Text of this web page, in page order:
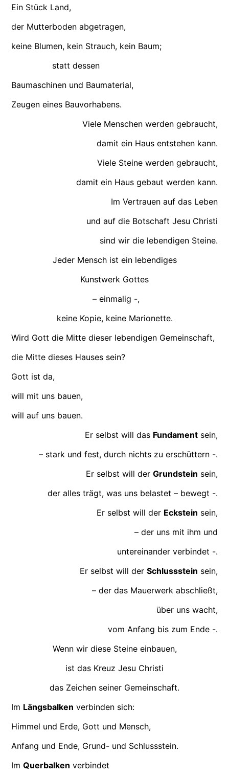
Ein Stück Land,
der Mutterboden abgetragen,
keine Blumen, kein Strauch, kein Baum;
statt dessen
Baumaschinen und Baumaterial,
Zeugen eines Bauvorhabens.
Viele Menschen werden gebraucht,
damit ein Haus entstehen kann.
Viele Steine werden gebraucht,
damit ein Haus gebaut werden kann.
Im Vertrauen auf das Leben
und auf die Botschaft Jesu Christi
sind wir die lebendigen Steine.
Jeder Mensch ist ein lebendiges
Kunstwerk Gottes
– einmalig -,
keine Kopie, keine Marionette.
Wird Gott die Mitte dieser lebendigen Gemeinschaft,
die Mitte dieses Hauses sein?
Gott ist da,
will mit uns bauen,
will auf uns bauen.
Er selbst will das Fundamentsein,
– stark und fest, durch nichts zu erschüttern -.
Er selbst will der Grundstein sein,
der alles trägt, was uns belastet – bewegt -.
Er selbst will der Eckstein sein,
– der uns mit ihm und
untereinander verbindet -.
Er selbst will der Schlussstein sein,
– der das Mauerwerk abschließt,
über uns wacht,
vom Anfang bis zum Ende -.
Wenn wir diese Steine einbauen,
ist das Kreuz Jesu Christi
das Zeichen seiner Gemeinschaft.
Im Längsbalken verbinden sich:
Himmel und Erde, Gott und Mensch,
Anfang und Ende, Grund- und Schlussstein.
ImQuerbalken verbindet